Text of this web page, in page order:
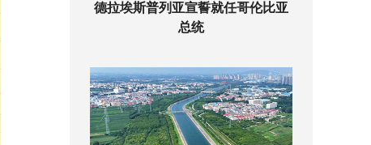
德拉埃斯普列亚宣誓就任哥伦比亚
总统